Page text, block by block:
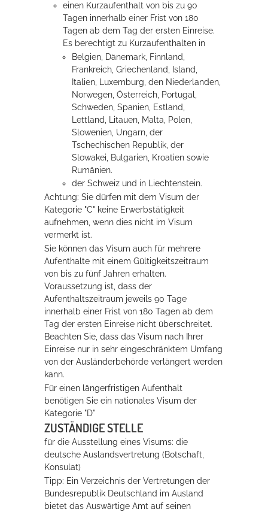
Erleben in Hockenheim
Spaß unter prickelnden Wasserfällen, das rauschende Meer im
Wellenbecken oder doch lieber die pure Entspannung auf der
Sprudelliege im Solebecken?
mehr dazu...
einen Kurzaufenthalt von bis zu 90
Tagen innerhalb einer Frist von 180
Tagen ab dem Tag der ersten Einreise.
Es berechtigt zu Kurzaufenthalten in
Belgien, Dänemark, Finnland,
Frankreich, Griechenland, Island,
Italien, Luxemburg, den Niederlanden,
Norwegen, Österreich, Portugal,
Schweden, Spanien, Estland,
Lettland, Litauen, Malta, Polen,
Slowenien, Ungarn, der
Tschechischen Republik, der
Slowakei, Bulgarien, Kroatien sowie
Rumänien.
der Schweiz und in Liechtenstein.
Achtung: Sie dürfen mit dem Visum der
Kategorie "C" keine Erwerbstätigkeit
aufnehmen, wenn dies nicht im Visum
vermerkt ist.
Sie können das Visum auch für mehrere
Aufenthalte mit einem Gültigkeitszeitraum
von bis zu fünf Jahren erhalten.
Voraussetzung ist, dass der
Aufenthaltszeitraum jeweils 90 Tage
innerhalb einer Frist von 180 Tagen ab dem
Tag der ersten Einreise nicht überschreitet.
Beachten Sie, dass das Visum nach Ihrer
Einreise nur in sehr eingeschränktem Umfang
von der Ausländerbehörde verlängert werden
kann.
Für einen längerfristigen Aufenthalt
benötigen Sie ein nationales Visum der
Kategorie "D"
ZUSTÄNDIGE STELLE
für die Ausstellung eines Visums: die
deutsche Auslandsvertretung (Botschaft,
Konsulat)
Tipp: Ein Verzeichnis der Vertretungen der
Bundesrepublik Deutschland im Ausland
bietet das Auswärtige Amt auf seinen